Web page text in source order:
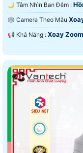
🌙 Tầm Nhìn Ban Đêm :
🕸️ Camera Theo Mẫu
️📢 Khả Năng : Xoay